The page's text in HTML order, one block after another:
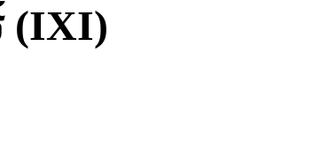
(IXI)